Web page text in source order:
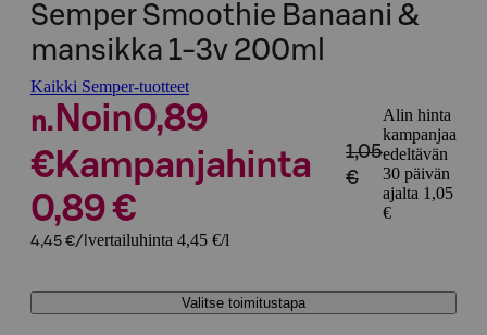
Semper Smoothie Banaani &
mansikka 1-3v 200ml
Kaikki Semper-tuotteet
n. Noin0,89
€Kampanjahinta
0,89 €
1,05
€
Alin hinta
kampanjaa
edeltävän
30 päivän
ajalta 1,05
€
4,45 €/l vertailuhinta 4,45 €/l
Valitse toimitustapa